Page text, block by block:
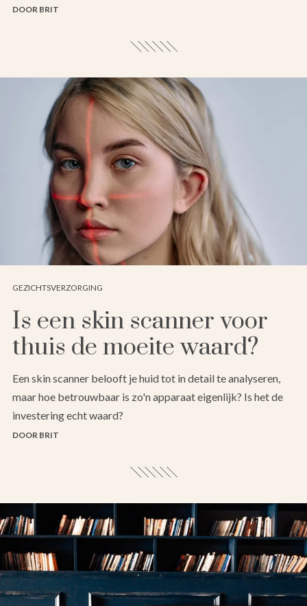
DOOR BRIT
GEZICHTSVERZORGING
Is een skin scanner voor
thuis de moeite waard?
Een skin scanner belooft je huid tot in detail te analyseren,
maar hoe betrouwbaar is zo'n apparaat eigenlijk? Is het de
investering echt waard?
DOOR BRIT